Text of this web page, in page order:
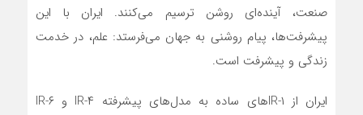
صنعت، آینده‌ای روشن ترسیم می‌کنند. ایران با این
پیشرفت‌ها، پیام روشنی به جهان می‌فرستد: علم، در خدمت
زندگی و پیشرفت است.
ایران از IR-۱‌های ساده به مدل‌های پیشرفته IR-۴ و IR-۶